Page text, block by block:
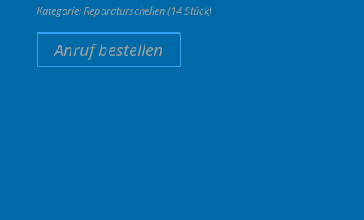
Kategorie:Reparaturschellen (14 Stück)
Anruf bestellen